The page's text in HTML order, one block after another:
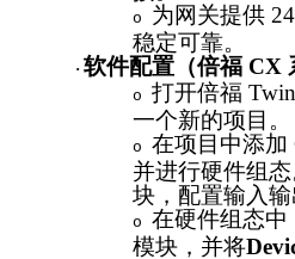
o 为网关提供
稳定可靠。
· 软件配置（倍福 CX
o 打开倍福
一个新的项目。
o 在项目中添加
并进行硬件组
块，配置输入输
o 在硬件组态中
模块，并将